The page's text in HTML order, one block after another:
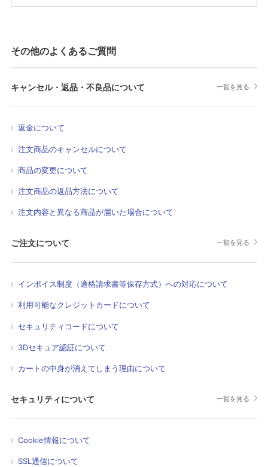
その他のよくあるご質問
キャンセル・返品・不良品について 一覧を見る
返金について
注文商品のキャンセルについて
商品の変更について
注文商品の返品方法について
注文内容と異なる商品が届いた場合について
ご注文について 一覧を見る
インボイス制度（適格請求書等保存方式）への対応について
利用可能なクレジットカードについて
セキュリティコードについて
3Dセキュア認証について
カートの中身が消えてしまう理由について
セキュリティについて 一覧を見る
Cookie情報について
SSL通信について